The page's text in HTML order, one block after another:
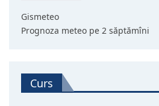
Gismeteo
Prognoza meteo pe 2 săptămîni
Curs